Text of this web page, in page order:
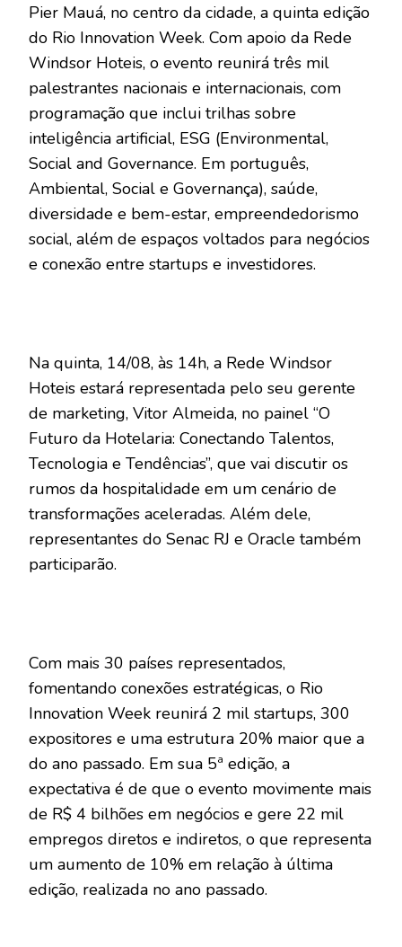
Pier Mauá, no centro da cidade, a quinta edição
do Rio Innovation Week. Com apoio da Rede
Windsor Hoteis, o evento reunirá três mil
palestrantes nacionais e internacionais, com
programação que inclui trilhas sobre
inteligência artificial, ESG (Environmental,
Social and Governance. Em português,
Ambiental, Social e Governança), saúde,
diversidade e bem-estar, empreendedorismo
social, além de espaços voltados para negócios
e conexão entre startups e investidores.
Na quinta, 14/08, às 14h, a Rede Windsor
Hoteis estará representada pelo seu gerente
de marketing, Vitor Almeida, no painel “O
Futuro da Hotelaria: Conectando Talentos,
Tecnologia e Tendências”, que vai discutir os
rumos da hospitalidade em um cenário de
transformações aceleradas. Além dele,
representantes do Senac RJ e Oracle também
participarão.
Com mais 30 países representados,
fomentando conexões estratégicas, o Rio
Innovation Week reunirá 2 mil startups, 300
expositores e uma estrutura 20% maior que a
do ano passado. Em sua 5ª edição, a
expectativa é de que o evento movimente mais
de R$ 4 bilhões em negócios e gere 22 mil
empregos diretos e indiretos, o que representa
um aumento de 10% em relação à última
edição, realizada no ano passado.